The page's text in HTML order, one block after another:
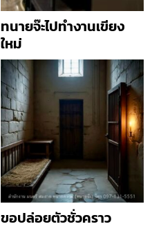
ทนายจ๊ะไปทำงานเขียง
ใหม่
ขอปล่อยตัวชั่วคราว